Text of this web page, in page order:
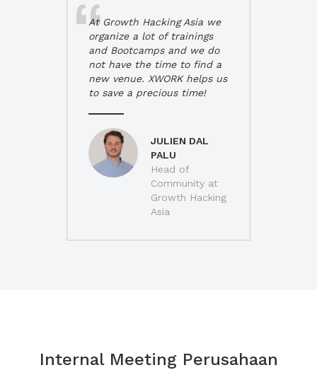
At Growth Hacking Asia we
organize a lot of trainings
and Bootcamps and we do
not have the time to find a
new venue. XWORK helps us
to save a precious time!
JULIEN DAL
PALU
Head of
Community at
Growth Hacking
Asia
Internal Meeting Perusahaan